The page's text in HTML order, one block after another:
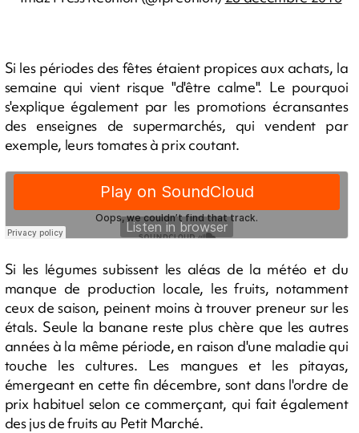
Si les périodes des fêtes étaient propices aux achats, la
semaine qui vient risque "d'être calme". Le pourquoi
s'explique également par les promotions écransantes
des enseignes de supermarchés, qui vendent par
exemple, leurs tomates à prix coutant.
Si les légumes subissent les aléas de la météo et du
manque de production locale, les fruits, notamment
ceux de saison, peinent moins à trouver preneur sur les
étals. Seule la banane reste plus chère que les autres
années à la même période, en raison d'une maladie qui
touche les cultures. Les mangues et les pitayas,
émergeant en cette fin décembre, sont dans l'ordre de
prix habituel selon ce commerçant, qui fait également
des jus de fruits au Petit Marché.